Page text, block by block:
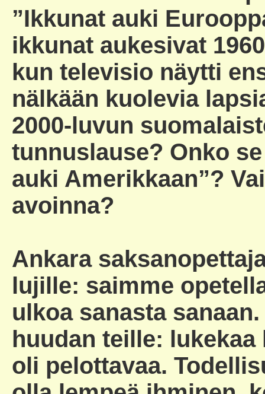
”Ikkunat auki
ikkunat aukesivat
kun televisio näytti
nälkään kuolevia
2000-luvun
tunnuslause? Onko
auki Amerikkaan”?
avoinna?
Ankara
lujille: saimme
ulkoa sanasta
huudan teille:
oli pelottavaa.